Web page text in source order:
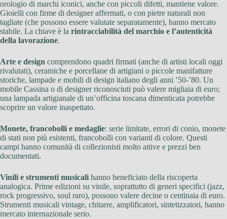
orologio di marchi iconici, anche con piccoli difetti, mantiene valore.
Gioielli con firme di designer affermati, o con pietre naturali non
tagliate (che possono essere valutate separatamente), hanno mercato
stabile. La chiave è la rintracciabilità del marchio e l’autenticità
della lavorazione.
Arte e design comprendono quadri firmati (anche di artisti locali oggi
rivalutati), ceramiche e porcellane di artigiani o piccole manifatture
storiche, lampade e mobili di design italiano degli anni ’50-’80. Un
mobile Cassina o di designer riconosciuti può valere migliaia di euro;
una lampada artigianale di un’officina toscana dimenticata potrebbe
scoprire un valore inaspettato.
Monete, francobolli e medaglie: serie limitate, errori di conio, monete
di stati non più esistenti, francobolli con varianti di colore. Questi
campi hanno comunità di collezionisti molto attive e prezzi ben
documentati.
Vinili e strumenti musicali hanno beneficiato della riscoperta
analogica. Prime edizioni su vinile, soprattutto di generi specifici (jazz,
rock progressivo, soul raro), possono valere decine o centinaia di euro.
Strumenti musicali vintage, chitarre, amplificatori, sintetizzatori, hanno
mercato internazionale serio.